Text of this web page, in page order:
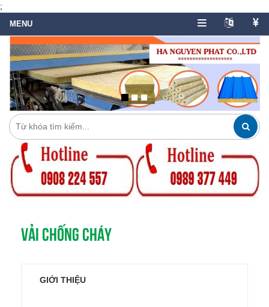
;
VẢI CHỐNG CHÁY
GIỚI THIỆU